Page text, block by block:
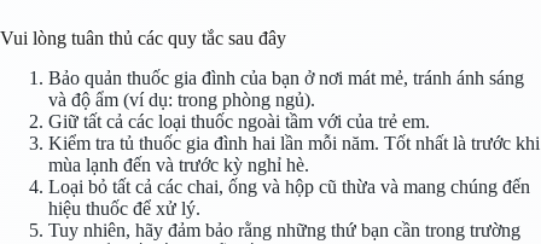
Vui lòng tuân thủ các quy tắc sau đây
Bảo quản thuốc gia đình của bạn ở nơi mát mẻ, tránh ánh sáng
và độ ẩm (ví dụ: trong phòng ngủ).
Giữ tất cả các loại thuốc ngoài tầm với của trẻ em.
Kiểm tra tủ thuốc gia đình hai lần mỗi năm. Tốt nhất là trước khi
mùa lạnh đến và trước kỳ nghỉ hè.
Loại bỏ tất cả các chai, ống và hộp cũ thừa và mang chúng đến
hiệu thuốc để xử lý.
Tuy nhiên, hãy đảm bảo rằng những thứ bạn cần trong trường